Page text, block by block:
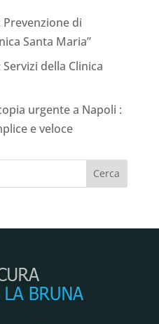
di
Santa Maria”
della Clinica
urgente a Napoli :
e veloce